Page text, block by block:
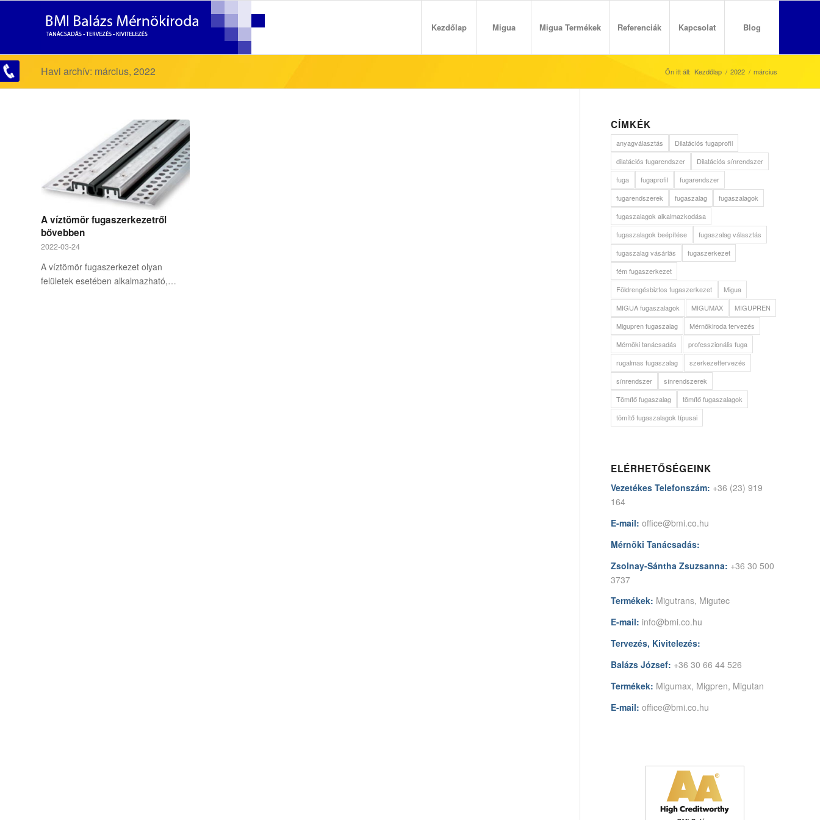
Kezdőlap Migua Migua Termékek Referenciák Kapcsolat Blog
Havi archív: március, 2022 Ön itt áll: Kezdőlap / 2022 / március
A víztömör fugaszerkezetről
bővebben
2022-03-24
A víztömör fugaszerkezet olyan
felületek esetében alkalmazható,…
CÍMKÉK
anyagválasztás
Dilatációs fugaprofil
dilatációs fugarendszer
Dilatációs sínrendszer
fuga
fugaprofil
fugarendszer
fugarendszerek
fugaszalag
fugaszalagok
fugaszalagok alkalmazkodása
fugaszalagok beépítése
fugaszalag választás
fugaszalag vásárlás
fugaszerkezet
fém fugaszerkezet
Földrengésbiztos fugaszerkezet
Migua
MIGUA fugaszalagok
MIGUMAX
MIGUPREN
Migupren fugaszalag
Mérnökiroda tervezés
Mérnöki tanácsadás
professzionális fuga
rugalmas fugaszalag
szerkezettervezés
sínrendszer
sínrendszerek
Tömítő fugaszalag
tömítő fugaszalagok
tömítő fugaszalagok típusai
ELÉRHETŐSÉGEINK
Vezetékes Telefonszám: +36 (23) 919
164
E-mail: office@bmi.co.hu
Mérnöki Tanácsadás:
Zsolnay-Sántha Zsuzsanna: +36 30 500
3737
Termékek: Migutrans, Migutec
E-mail: info@bmi.co.hu
Tervezés, Kivitelezés:
Balázs József: +36 30 66 44 526
Termékek: Migumax, Migpren, Migutan
E-mail: office@bmi.co.hu